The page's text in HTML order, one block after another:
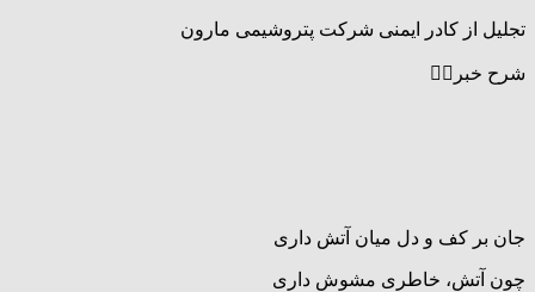
تجلیل از کادر ایمنی شرکت پتروشیمی مارون
شرح خبر👇🏻
جان بر کف و دل میان آتش داری
چون آتش، خاطری مشوش داری